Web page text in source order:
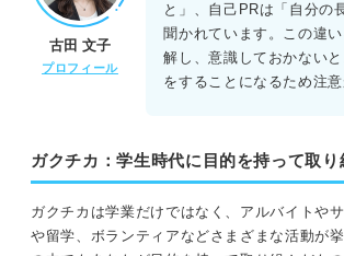
古田 文子
プロフィール
と」、自己PRは「自分の
聞かれています。この違
解し、意識しておかない
をすることになるため注意
ガクチカ：学生時代に目的を持って取り
ガクチカは学業だけではなく、アルバイトや
や留学、ボランティアなどさまざまな活動が